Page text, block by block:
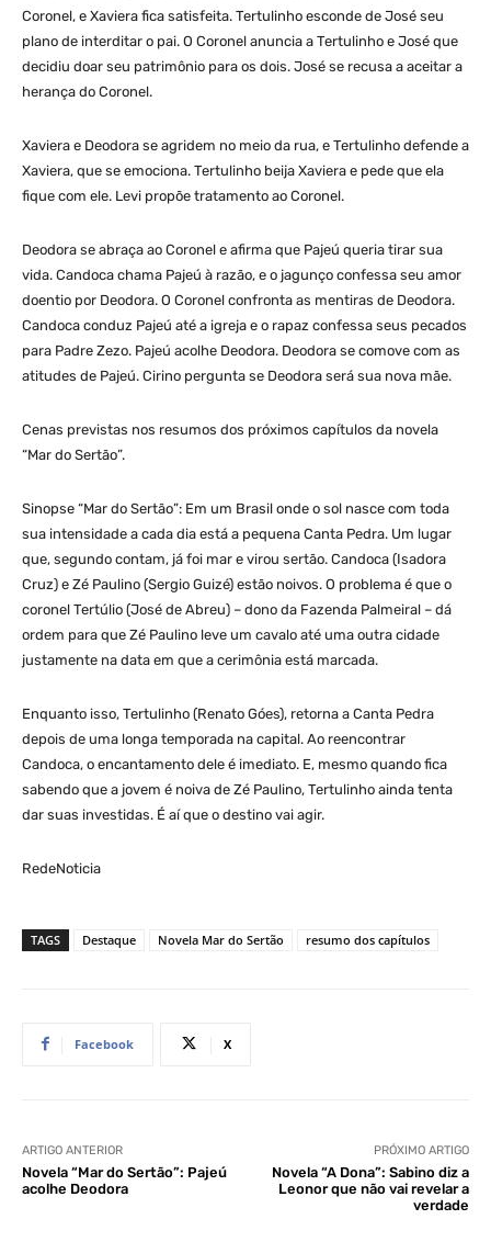
Coronel, e Xaviera fica satisfeita. Tertulinho esconde de José seu
plano de interditar o pai. O Coronel anuncia a Tertulinho e José que
decidiu doar seu patrimônio para os dois. José se recusa a aceitar a
herança do Coronel.
Xaviera e Deodora se agridem no meio da rua, e Tertulinho defende a
Xaviera, que se emociona. Tertulinho beija Xaviera e pede que ela
fique com ele. Levi propõe tratamento ao Coronel.
Deodora se abraça ao Coronel e afirma que Pajeú queria tirar sua
vida. Candoca chama Pajeú à razão, e o jagunço confessa seu amor
doentio por Deodora. O Coronel confronta as mentiras de Deodora.
Candoca conduz Pajeú até a igreja e o rapaz confessa seus pecados
para Padre Zezo. Pajeú acolhe Deodora. Deodora se comove com as
atitudes de Pajeú. Cirino pergunta se Deodora será sua nova mãe.
Cenas previstas nos resumos dos próximos capítulos da novela
“Mar do Sertão”.
Sinopse “Mar do Sertão”: Em um Brasil onde o sol nasce com toda
sua intensidade a cada dia está a pequena Canta Pedra. Um lugar
que, segundo contam, já foi mar e virou sertão. Candoca (Isadora
Cruz) e Zé Paulino (Sergio Guizé) estão noivos. O problema é que o
coronel Tertúlio (José de Abreu) – dono da Fazenda Palmeiral – dá
ordem para que Zé Paulino leve um cavalo até uma outra cidade
justamente na data em que a cerimônia está marcada.
Enquanto isso, Tertulinho (Renato Góes), retorna a Canta Pedra
depois de uma longa temporada na capital. Ao reencontrar
Candoca, o encantamento dele é imediato. E, mesmo quando fica
sabendo que a jovem é noiva de Zé Paulino, Tertulinho ainda tenta
dar suas investidas. É aí que o destino vai agir.
RedeNoticia
TAGS Destaque Novela Mar do Sertão resumo dos capítulos
Facebook X
ARTIGO ANTERIOR
Novela “Mar do Sertão”: Pajeú
acolhe Deodora
PRÓXIMO ARTIGO
Novela “A Dona”: Sabino diz a
Leonor que não vai revelar a
verdade